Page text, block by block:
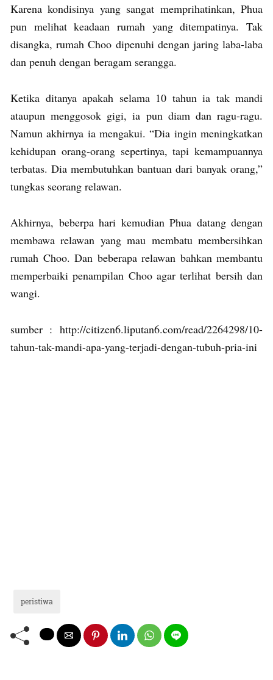
Karena kondisinya yang sangat memprihatinkan, Phua
pun melihat keadaan rumah yang ditempatinya. Tak
disangka, rumah Choo dipenuhi dengan jaring laba-laba
dan penuh dengan beragam serangga.
Ketika ditanya apakah selama 10 tahun ia tak mandi
ataupun menggosok gigi, ia pun diam dan ragu-ragu.
Namun akhirnya ia mengakui. “Dia ingin meningkatkan
kehidupan orang-orang sepertinya, tapi kemampuannya
terbatas. Dia membutuhkan bantuan dari banyak orang,”
tungkas seorang relawan.
Akhirnya, beberpa hari kemudian Phua datang dengan
membawa relawan yang mau membatu membersihkan
rumah Choo. Dan beberapa relawan bahkan membantu
memperbaiki penampilan Choo agar terlihat bersih dan
wangi.
sumber : http://citizen6.liputan6.com/read/2264298/10-
tahun-tak-mandi-apa-yang-terjadi-dengan-tubuh-pria-ini
peristiwa